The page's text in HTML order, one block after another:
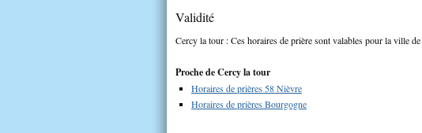
Validité
Cercy la tour : Ces horaires de prière sont valables pour la ville de
Proche de Cercy la tour
Horaires de prières 58 Nièvre
Horaires de prières Bourgogne